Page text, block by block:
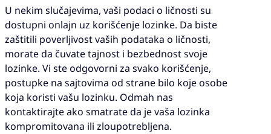
U nekim slučajevima, vaši podaci o ličnosti su
dostupni onlajn uz korišćenje lozinke. Da biste
zaštitili poverljivost vaših podataka o ličnosti,
morate da čuvate tajnost i bezbednost svoje
lozinke. Vi ste odgovorni za svako korišćenje,
postupke na sajtovima od strane bilo koje osobe
koja koristi vašu lozinku. Odmah nas
kontaktirajte ako smatrate da je vaša lozinka
kompromitovana ili zloupotrebljena.